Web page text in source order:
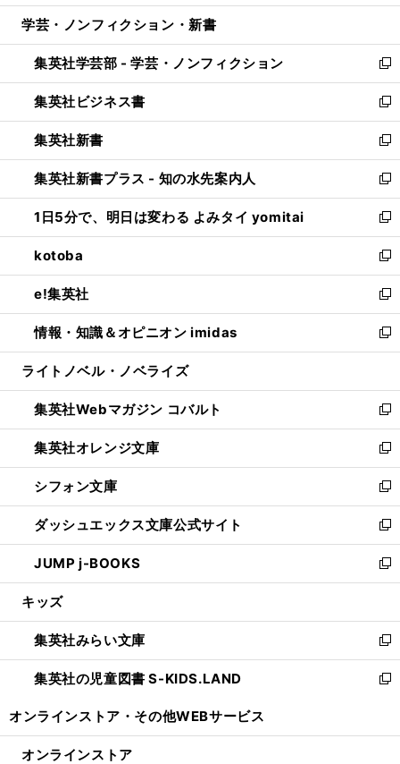
開
ウ
開
く
ン
ウ
で
開
く
ウ
ン
ド
ウ
で
開
く
し
ウ
ィ
ン
ド
ウ
で
開
く
学芸・ノンフィクション・新書
集英社学芸部 - 学芸・ノンフィクション
新
し
い
ウ
ィ
ン
ド
ウ
で
開
く
集英社ビジネス書
新
し
い
ウ
ィ
ン
ド
ウ
で
開
く
集英社新書
新
し
い
ウ
ィ
ン
ド
ウ
で
開
く
集英社新書プラス - 知の水先案内人
新
し
い
ウ
ィ
ン
ド
ウ
で
開
1日5分で、明日は変わる よみタイ yomitai
新
し
い
ウ
ィ
ン
ド
ウ
開
く
kotoba
新
し
い
ウ
ィ
ン
ウ
で
開
く
e!集英社
新
し
い
ウ
ン
ド
ウ
で
開
く
情報・知識＆オピニオン imidas
新
し
ウ
ィ
ン
ド
ウ
で
開
く
ライトノベル・ノベライズ
集英社Webマガジン コバルト
新
し
い
ウ
ィ
ン
ド
ウ
で
開
集英社オレンジ文庫
新
し
い
ウ
ィ
ン
ド
ウ
開
く
シフォン文庫
新
し
い
ウ
ィ
ン
ウ
で
開
く
ダッシュエックス文庫公式サイト
新
し
い
ウ
ン
ド
ウ
で
JUMP j-BOOKS
新
し
ウ
ィ
ン
ド
開
キッズ
集英社みらい文庫
新
し
い
ン
集英社の児童図書 S-KIDS.LAND
新
ウ
オンラインストア・ その他WEBサービス
オンラインストア